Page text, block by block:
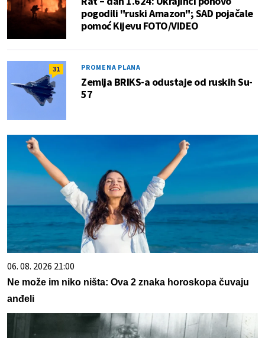
pogodili "ruski Amazon"; SAD pojačale
pomoć Kijevu FOTO/VIDEO
31 PROMENA PLANA
Zemlja BRIKS-a odustaje od ruskih Su-
57
06. 08. 2026 21:00
Ne može im niko ništa: Ova 2 znaka horoskopa čuvaju
anđeli